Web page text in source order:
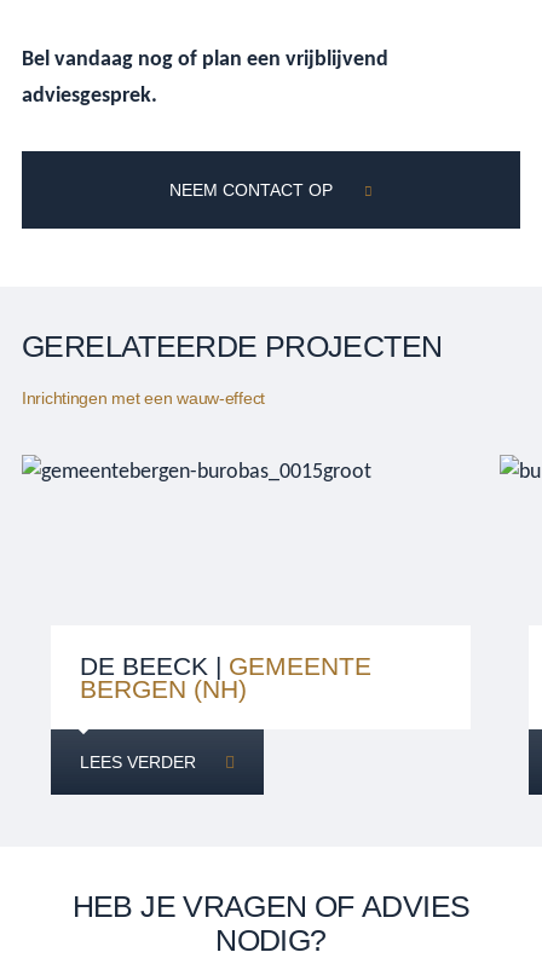
Bel vandaag nog of plan een vrijblijvend
adviesgesprek.
NEEM CONTACT OP
GERELATEERDE PROJECTEN
Inrichtingen met een wauw-effect
DE BEECK | GEMEENTE
BERGEN (NH)
LEES VERDER
HEB JE VRAGEN OF ADVIES
NODIG?